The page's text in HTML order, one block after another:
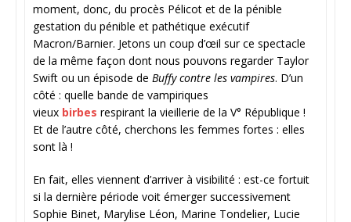
moment, donc, du procès Pélicot et de la pénible
gestation du pénible et pathétique exécutif
Macron/Barnier. Jetons un coup d’œil sur ce spectacle
de la même façon dont nous pouvons regarder Taylor
Swift ou un épisode de Buffy contre les vampires. D’un
côté : quelle bande de vampiriques
vieux birbes respirant la vieillerie de la V° République !
Et de l’autre côté, cherchons les femmes fortes : elles
sont là !
En fait, elles viennent d’arriver à visibilité : est-ce fortuit
si la dernière période voit émerger successivement
Sophie Binet, Marylise Léon, Marine Tondelier, Lucie